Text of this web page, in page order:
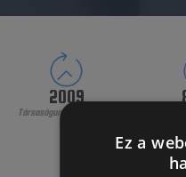
2009
Társaságunk alapításának
Ez a